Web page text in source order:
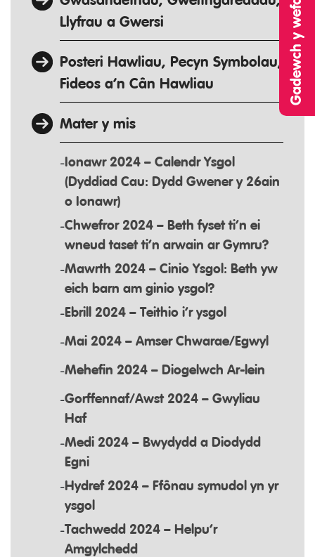
Llyfrau a Gwersi
Posteri Hawliau, Pecyn Symbolau,
Fideos a’n Cân Hawliau
Mater y mis
Ionawr 2024 – Calendr Ysgol
(Dyddiad Cau: Dydd Gwener y 26ain
o Ionawr)
Chwefror 2024 – Beth fyset ti’n ei
wneud taset ti’n arwain ar Gymru?
Mawrth 2024 – Cinio Ysgol: Beth yw
eich barn am ginio ysgol?
Ebrill 2024 – Teithio i’r ysgol
Mai 2024 – Amser Chwarae/Egwyl
Mehefin 2024 – Diogelwch Ar-lein
Gorffennaf/Awst 2024 – Gwyliau
Haf
Medi 2024 – Bwydydd a Diodydd
Egni
Hydref 2024 – Ffônau symudol yn yr
ysgol
Tachwedd 2024 – Helpu’r
Amgylchedd